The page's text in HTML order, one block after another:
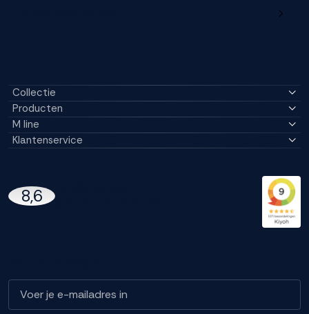
Collectie
Producten
M line
Klantenservice
8,6